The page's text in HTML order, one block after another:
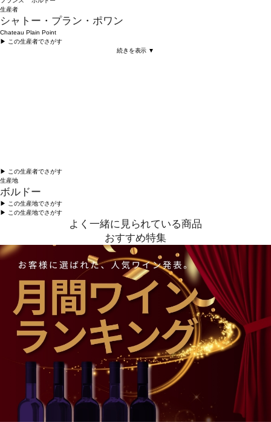
生産者
シャトー・プラン・ポワン
Chateau Plain Point
▶︎ この生産者でさがす
続きを表示 ▼
▶︎ この生産者でさがす
生産地
ボルドー
▶︎ この生産地でさがす
▶︎ この生産地でさがす
よく一緒に見られている商品
おすすめ特集